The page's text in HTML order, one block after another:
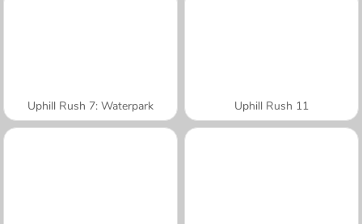
Uphill Rush 7: Waterpark Uphill Rush 11